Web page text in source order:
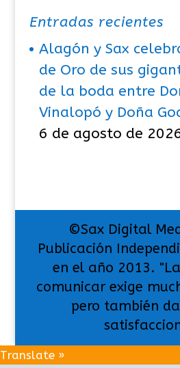
Entradas recientes
Alagón y Sax
de Oro de sus
de la boda entre
Vinalopó y Doña
6 de agosto de
©Sax Digital
Publicación
en el año 2013.
comunicar exige
pero también
Translate »